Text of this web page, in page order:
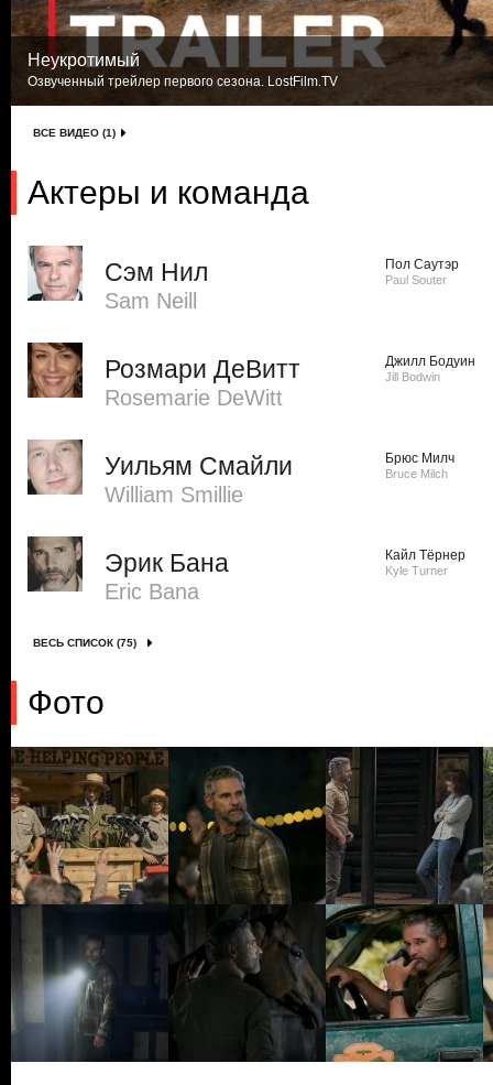
Неукротимый
Озвученный трейлер первого сезона. LostFilm.TV
ВСЕ ВИДЕО (1)
Актеры и команда
Сэм Нил
Sam Neill
Пол Саутэр
Paul Souter
Розмари ДеВитт
Rosemarie DeWitt
Джилл Бодуин
Jill Bodwin
Уильям Смайли
William Smillie
Брюс Милч
Bruce Milch
Эрик Бана
Eric Bana
Кайл Тёрнер
Kyle Turner
ВЕСЬ СПИСОК (75)
Фото